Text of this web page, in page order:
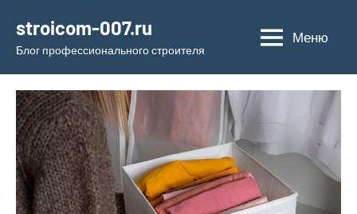
содержимому
stroicom-007.ru
Блог профессионального строителя
Меню